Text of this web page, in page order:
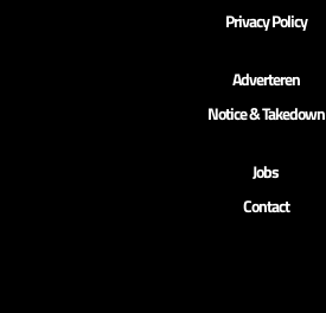
Privacy Policy
Adverteren
Notice & Takedown
Jobs
Contact